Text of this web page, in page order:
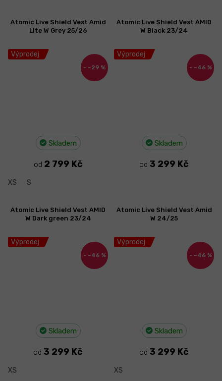
Výprodej
–29 %
Atomic Live Shield Vest Amid
Lite W Grey 25/26
Skladem
od 2 799 Kč
XS S
Výprodej
–46 %
Atomic Live Shield Vest AMID
W Black 23/24
Skladem
od 3 299 Kč
Výprodej
–46 %
Atomic Live Shield Vest AMID
W Dark green 23/24
Skladem
od 3 299 Kč
XS
Výprodej
–46 %
Atomic Live Shield Vest Amid
W 24/25
Skladem
od 3 299 Kč
XS